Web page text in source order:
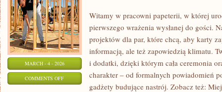
MARCH - 4 - 2026
COMMENTS OFFON
Witamy w pracowni papeterii, w której
pierwszego wrażenia wysłanej do gości.
projektów dla par, które chcą, aby karty
informacją, ale też zapowiedzią klimatu.
i dodatki, dzięki którym cała ceremonia
charakter – od formalnych powiadomień
gadżety budujące nastrój. Zobacz też: